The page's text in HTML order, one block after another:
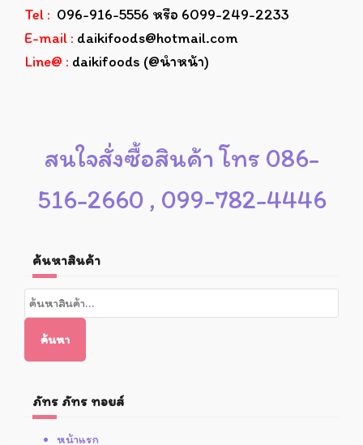
Tel : 096-916-5556 หรือ 6099-249-2233
E-mail : daikifoods@hotmail.com
Line@ : daikifoods (@นำหน้า)
สนใจสั่งซื้อสินค้า โทร 086-
516-2660 , 099-782-4446
ค้นหาสินค้า
ค้นหา:
ค้นหา
ภัทร ภัทร ทอยส์
หน้าแรก